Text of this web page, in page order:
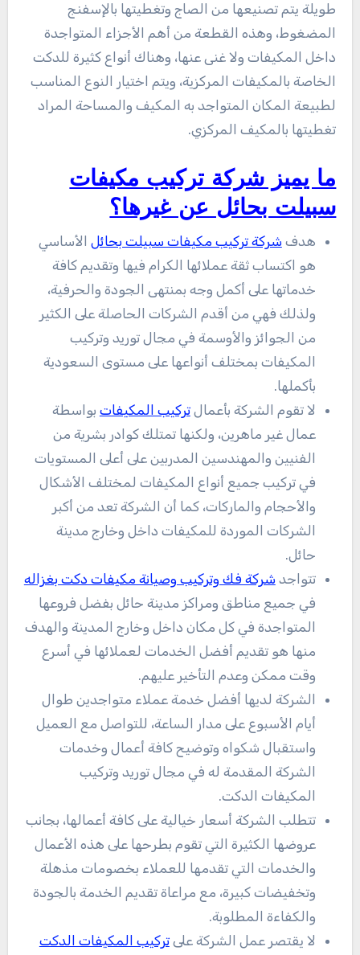
طويلة يتم تصنيعها من الصاج وتغطيتها بالإسفنج
المضغوط، وهذه القطعة من أهم الأجزاء المتواجدة
داخل المكيفات ولا غنى عنها، وهناك أنواع كثيرة للدكت
الخاصة بالمكيفات المركزية، ويتم اختيار النوع المناسب
لطبيعة المكان المتواجد به المكيف والمساحة المراد
تغطيتها بالمكيف المركزي.
ما يميز شركة تركيب مكيفات
سبيلت بحائل عن غيرها؟
هدف شركة تركيب مكيفات سبيلت بحائل الأساسي
هو اكتساب ثقة عملائها الكرام فيها وتقديم كافة
خدماتها على أكمل وجه بمنتهى الجودة والحرفية،
ولذلك فهي من أقدم الشركات الحاصلة على الكثير
من الجوائز والأوسمة في مجال توريد وتركيب
المكيفات بمختلف أنواعها على مستوى السعودية
بأكملها.
لا تقوم الشركة بأعمالتركيب المكيفات بواسطة
عمال غير ماهرين، ولكنها تمتلك كوادر بشرية من
الفنيين والمهندسين المدربين على أعلى المستويات
في تركيب جميع أنواع المكيفات لمختلف الأشكال
والأحجام والماركات، كما أن الشركة تعد من أكبر
الشركات الموردة للمكيفات داخل وخارج مدينة
حائل.
تتواجد شركة فك وتركيب وصيانة مكيفات دكت بغزاله
في جميع مناطق ومراكز مدينة حائل بفضل فروعها
المتواجدة في كل مكان داخل وخارج المدينة والهدف
منها هو تقديم أفضل الخدمات لعملائها في أسرع
وقت ممكن وعدم التأخير عليهم.
الشركة لديها أفضل خدمة عملاء متواجدين طوال
أيام الأسبوع على مدار الساعة، للتواصل مع العميل
واستقبال شكواه وتوضيح كافة أعمال وخدمات
الشركة المقدمة له في مجال توريد وتركيب
المكيفات الدكت.
تتطلب الشركة أسعار خيالية على كافة أعمالها، بجانب
عروضها الكثيرة التي تقوم بطرحها على هذه الأعمال
والخدمات التي تقدمها للعملاء بخصومات مذهلة
وتخفيضات كبيرة، مع مراعاة تقديم الخدمة بالجودة
والكفاءة المطلوبة.
لا يقتصر عمل الشركة علىتركيب المكيفات الدكت